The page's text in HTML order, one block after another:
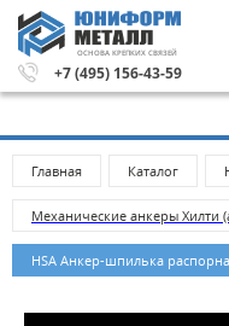
ОСНОВА КРЕПКИХ СВЯЗЕЙ
+7 (495) 156-43-59
рублей.Метизы и
Главная Каталог
Механические анкеры Хилти
HSA Анкер-шпилька